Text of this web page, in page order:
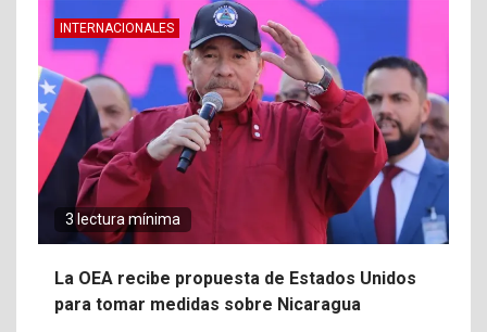
INTERNACIONALES
3 lectura mínima
La OEA recibe propuesta de Estados Unidos
para tomar medidas sobre Nicaragua